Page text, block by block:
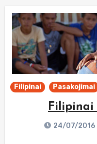
Filipinai Pasakojimai
24/07/2016